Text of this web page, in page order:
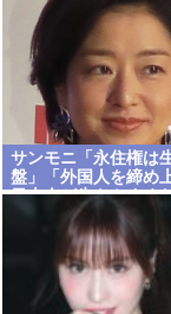
サンモニ「永住権は
盤」「外国人を締め
日本人が生きやすく
間違い」「ヘイト」